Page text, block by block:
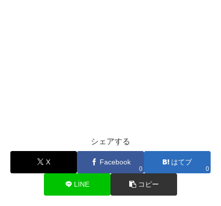
シェアする
X Facebook
0
はてブ
0
LINE コピー